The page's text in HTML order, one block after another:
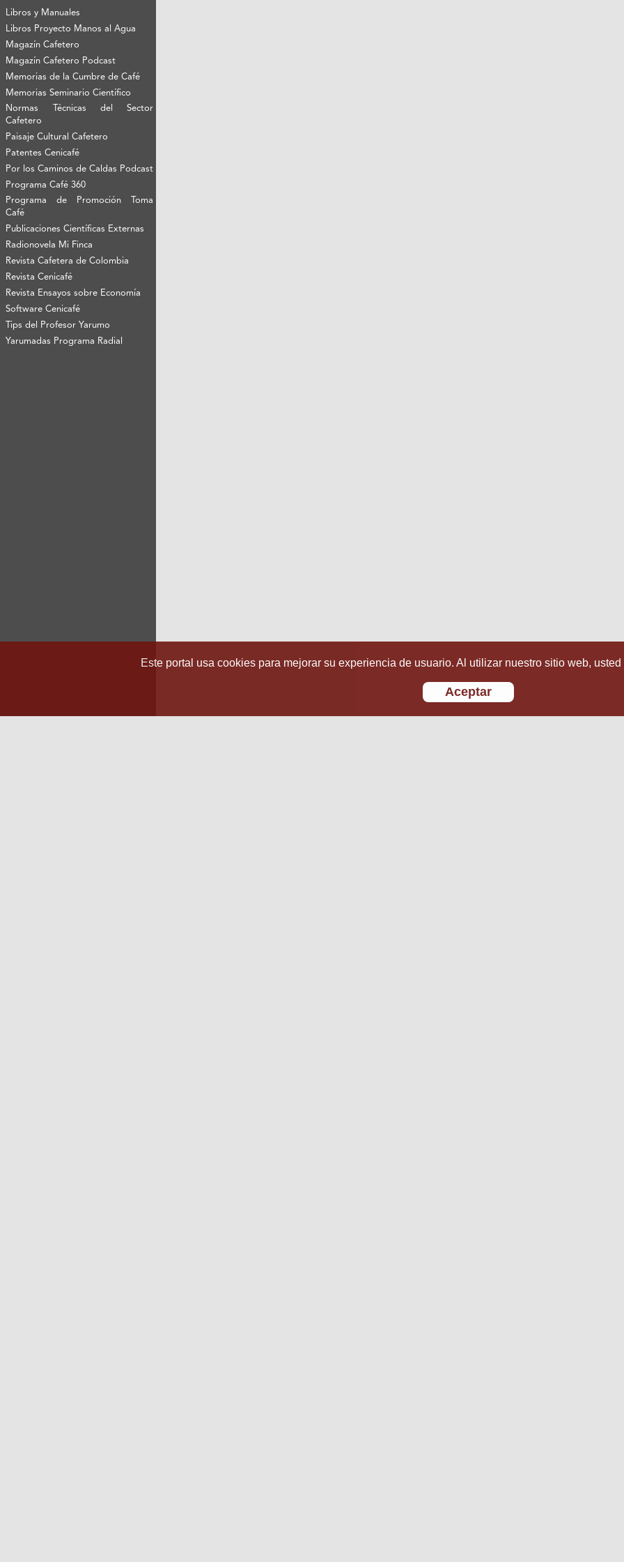
Libros y Manuales
Libros Proyecto Manos al Agua
Magazín Cafetero
Magazín Cafetero Podcast
Memorias de la Cumbre de Café
Memorias Seminario Científico
Normas Técnicas del Sector
Cafetero
Paisaje Cultural Cafetero
Patentes Cenicafé
Por los Caminos de Caldas Podcast
Programa Café 360
Programa de Promoción Toma
Café
Publicaciones Científicas Externas
Radionovela Mi Finca
Revista Cafetera de Colombia
Revista Cenicafé
Revista Ensayos sobre Economía
Software Cenicafé
Tips del Profesor Yarumo
Yarumadas Programa Radial
Este portal usa cookies para mejorar su experiencia de usuario. Al utilizar nuestro sitio web,
Aceptar